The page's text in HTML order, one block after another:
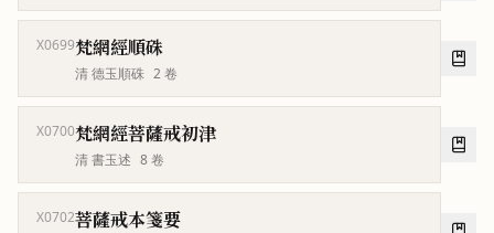
X0699梵網經順硃
清 德玉順硃 2卷
X0700梵網經菩薩戒初津
清 書玉述 8卷
X0702菩薩戒本箋要